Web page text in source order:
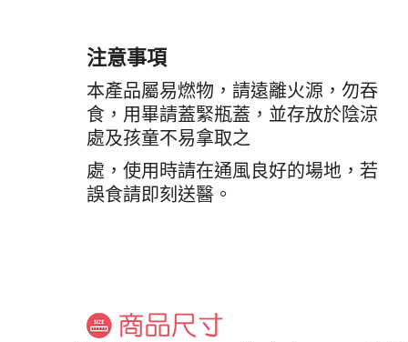
注意事項
本產品屬易燃物，請遠離火源，勿吞
食，用畢請蓋緊瓶蓋，並存放於陰涼
處及孩童不易拿取之
處，使用時請在通風良好的場地，若
誤食請即刻送醫。